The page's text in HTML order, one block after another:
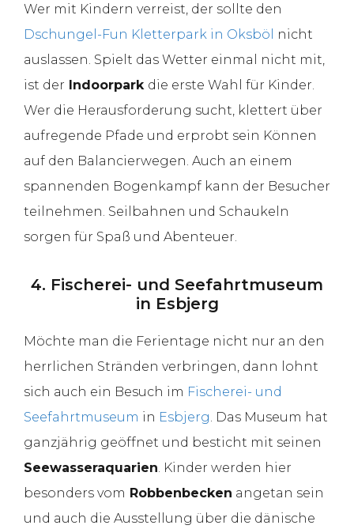
Wer mit Kindern verreist, der sollte den
Dschungel-Fun Kletterpark in Oksböl
nicht
auslassen. Spielt das Wetter einmal nicht mit,
ist der Indoorpark die erste Wahl für Kinder.
Wer die Herausforderung sucht, klettert über
aufregende Pfade und erprobt sein Können
auf den Balancierwegen. Auch an einem
spannenden Bogenkampf kann der Besucher
teilnehmen. Seilbahnen und Schaukeln
sorgen für Spaß und Abenteuer.
4. Fischerei- und Seefahrtmuseum
in Esbjerg
Möchte man die Ferientage nicht nur an den
herrlichen Stränden verbringen, dann lohnt
sich auch ein Besuch im Fischerei- und
Seefahrtmuseum in Esbjerg . Das Museum hat
ganzjährig geöffnet und besticht mit seinen
Seewasseraquarien . Kinder werden hier
besonders vom Robbenbecken angetan sein
und auch die Ausstellung über die dänische